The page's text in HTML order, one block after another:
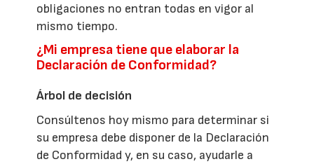
obligaciones no entran todas en vigor al
mismo tiempo.
¿Mi empresa tiene que elaborar la
Declaración de Conformidad?
Árbol de decisión
Consúltenos hoy mismo para determinar si
su empresa debe disponer de la Declaración
de Conformidad y, en su caso, ayudarle a